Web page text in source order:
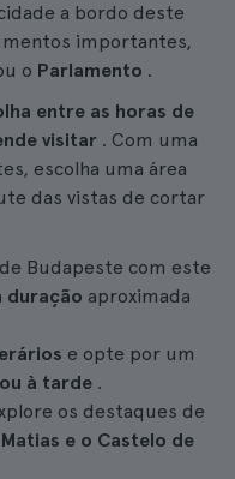
a bordo deste
importantes,
o Parlamento .
entre as horas de
visitar . Com uma
escolha uma área
das vistas de cortar
Budapeste com este
duração aproximada
e opte por um
à tarde .
os destaques de
e o Castelo de